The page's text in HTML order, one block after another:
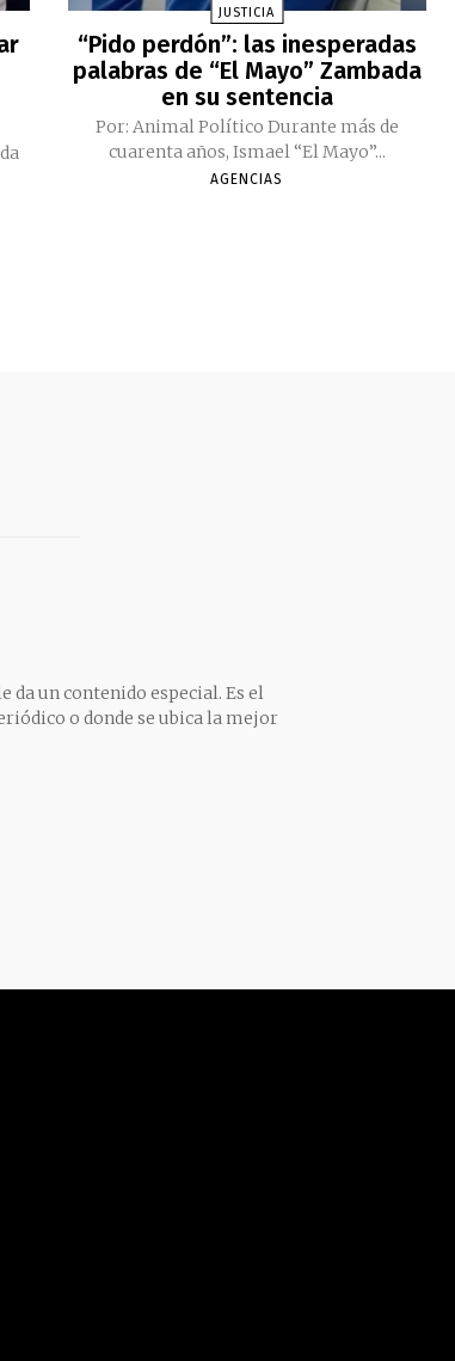
JUSTICIA
“Pido perdón”: las inesperadas
palabras de “El Mayo” Zambada
en su sentencia
Por: Animal Político Durante más de
cuarenta años, Ismael “El Mayo”...
AGENCIAS
da un contenido especial. Es el
o donde se ubica la mejor